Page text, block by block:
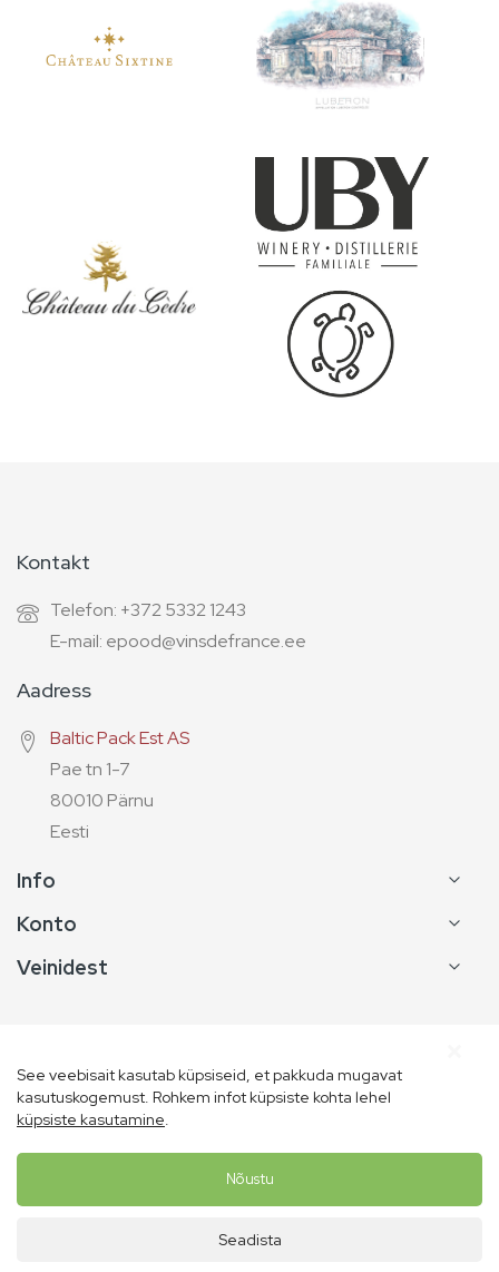
Kontakt
Telefon: +372 5332 1243
E-mail: epood@vinsdefrance.ee
Aadress
Baltic Pack Est AS
Pae tn 1-7
80010 Pärnu
Eesti
Info
Konto
Veinidest
Copyright © Vins de France
See veebisait kasutab küpsiseid, et pakkuda mugavat
kasutuskogemust. Rohkem infot küpsiste kohta lehel
küpsiste kasutamine.
Nõustu
Seadista